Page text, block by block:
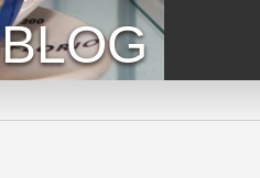
BLOG